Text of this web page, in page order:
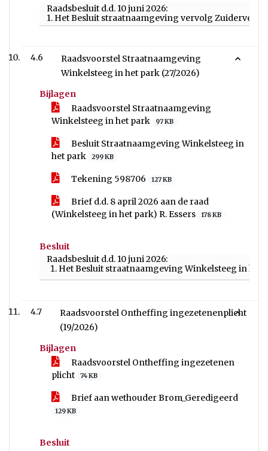
Raadsbesluit d.d. 10 juni 2026:
1. Het Besluit straatnaamgeving vervolg Zuiderveld
4.6
Raadsvoorstel Straatnaamgeving
Winkelsteeg in het park (27/2026)
Bijlagen
Raadsvoorstel Straatnaamgeving
Winkelsteeg in het park
97 KB
Besluit Straatnaamgeving Winkelsteeg in
het park
299 KB
Tekening 598706 127 KB
Brief d.d. 8 april 2026 aan de raad
(Winkelsteeg in het park) R. Essers
178 KB
Besluit
Raadsbesluit d.d. 10 juni 2026:
Het Besluit straatnaamgeving Winkelsteeg in het
4.7
Raadsvoorstel Ontheffing ingezetenenplicht
(19/2026)
Bijlagen
Raadsvoorstel Ontheffing ingezetenen
plicht
74 KB
Brief aan wethouder Brom_Geredigeerd
129 KB
Besluit